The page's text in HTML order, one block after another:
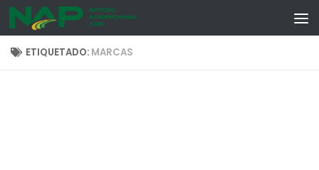
Skip to content
ETIQUETADO: MARCAS